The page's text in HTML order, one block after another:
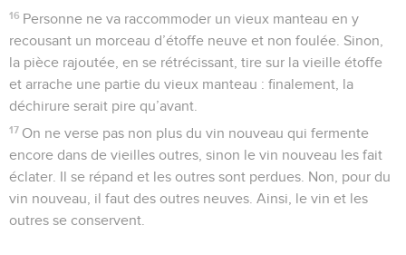
16 Personne ne va raccommoder un vieux manteau en y
recousant un morceau d’étoffe neuve et non foulée. Sinon,
la pièce rajoutée, en se rétrécissant, tire sur la vieille étoffe
et arrache une partie du vieux manteau : finalement, la
déchirure serait pire qu’avant.
17 On ne verse pas non plus du vin nouveau qui fermente
encore dans de vieilles outres, sinon le vin nouveau les fait
éclater. Il se répand et les outres sont perdues. Non, pour du
vin nouveau, il faut des outres neuves. Ainsi, le vin et les
outres se conservent.